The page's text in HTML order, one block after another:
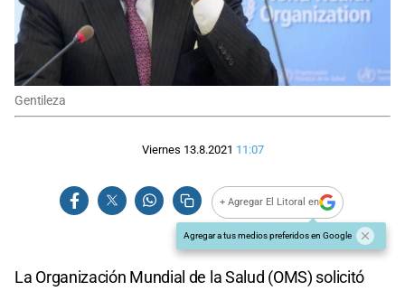
Gentileza
Viernes 13.8.2021 11:07
+ Agregar El Litoral en
Agregar a tus medios preferidos en Google
La Organización Mundial de la Salud (OMS) solicitó